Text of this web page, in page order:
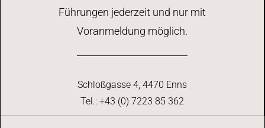
Führungen jederzeit und nur mit
Voranmeldung möglich.
Schloßgasse 4, 4470 Enns
Tel.: +43 (0) 7223 85 362